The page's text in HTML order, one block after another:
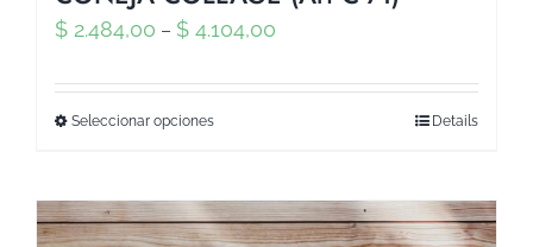
$ 2.484,00 – $ 4.104,00
Seleccionar opciones Details